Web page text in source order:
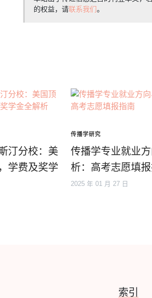
的权益，请联系我们。
汀分校：美
学费及奖学
传播学研究
传播学专业就业
析：高考志愿填
2025 年 01 月 27 日
索引